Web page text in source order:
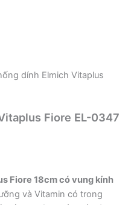
dính Elmich Vitaplus
Fiore EL-0347
Fiore 18cm có vung kính
và Vitamin có trong